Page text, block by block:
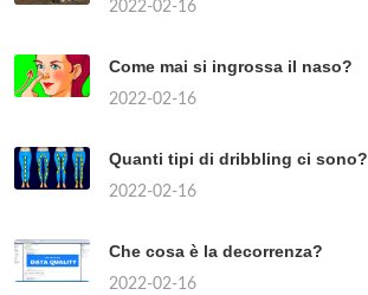
2022-02-16
Come mai si ingrossa il naso?
2022-02-16
Quanti tipi di dribbling ci sono?
2022-02-16
Che cosa è la decorrenza?
2022-02-16